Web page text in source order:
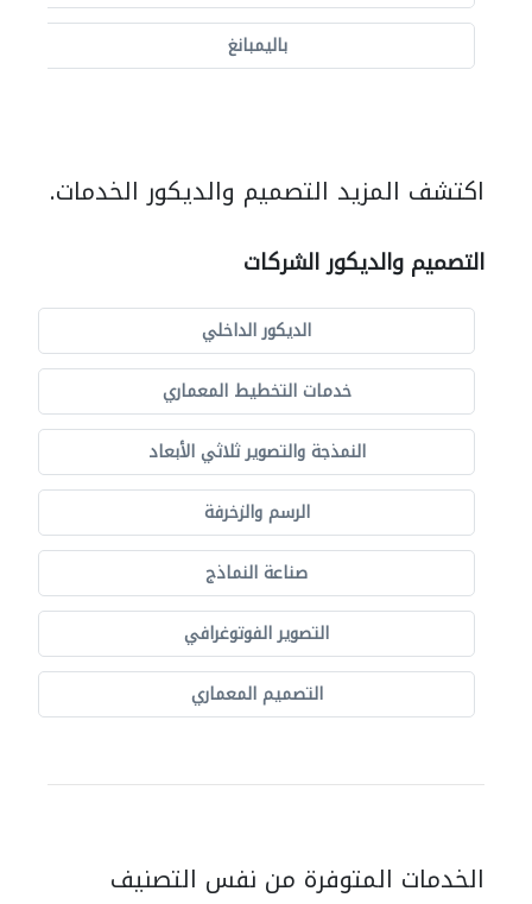
باليمبانغ
اكتشف المزيد التصميم والديكور الخدمات.
التصميم والديكور الشركات
الديكور الداخلي
خدمات التخطيط المعماري
النمذجة والتصوير ثلاثي الأبعاد
الرسم والزخرفة
صناعة النماذج
التصوير الفوتوغرافي
التصميم المعماري
الخدمات المتوفرة من نفس التصنيف